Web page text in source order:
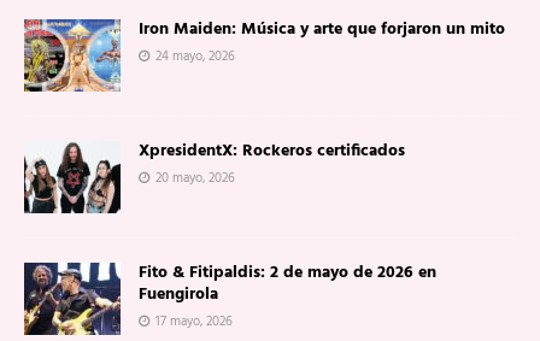
Iron Maiden: Música y arte que forjaron un mito
24 mayo, 2026
XpresidentX: Rockeros certificados
20 mayo, 2026
Fito & Fitipaldis: 2 de mayo de 2026 en
Fuengirola
17 mayo, 2026